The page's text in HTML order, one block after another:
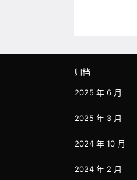
归档
2025 年 6 月
2025 年 3 月
2024 年 10 月
2024 年 2 月